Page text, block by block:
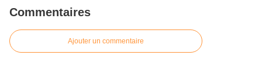
Commentaires
Ajouter un commentaire